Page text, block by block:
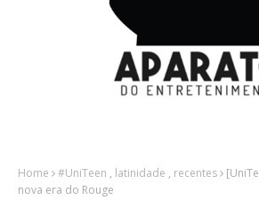
Home #UniTeen , latinidade , recentes
nova era do Rouge